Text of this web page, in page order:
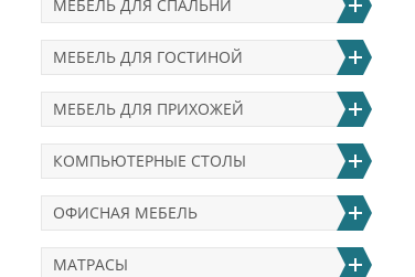
МЕБЕЛЬ ДЛЯ СПАЛЬНИ
МЕБЕЛЬ ДЛЯ ГОСТИНОЙ
МЕБЕЛЬ ДЛЯ ПРИХОЖЕЙ
КОМПЬЮТЕРНЫЕ СТОЛЫ
ОФИСНАЯ МЕБЕЛЬ
МАТРАСЫ